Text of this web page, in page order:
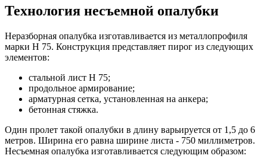
Технология несъемной опалубки
Неразборная опалубка изготавливается из металлопрофиля
марки Н 75. Конструкция представляет пирог из следующих
элементов:
стальной лист Н 75;
продольное армирование;
арматурная сетка, установленная на анкера;
бетонная стяжка.
Один пролет такой опалубки в длину варьируется от 1,5 до 6
метров. Ширина его равна ширине листа - 750 миллиметров.
Несъемная опалубка изготавливается следующим образом: